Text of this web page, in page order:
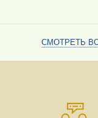
СМОТРЕТЬ